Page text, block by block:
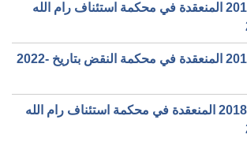
القضية رقم ‎306‏/‎2019‏ المنعقدة في محكمة استئناف رام الله
القضية رقم ‎427‏/‎2019‏ المنعقدة في محكمة النقض بتاريخ ‎2022-
القضية رقم ‎1567‏/‎2018‏ المنعقدة في محكمة استئناف رام الله